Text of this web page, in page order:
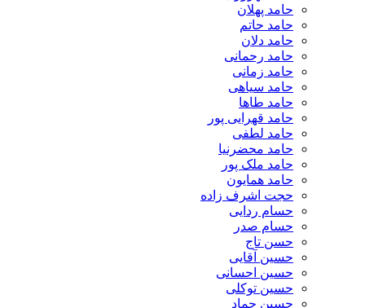
حامد پهلان
حامد حاتم
حامد دلان
حامد رحمانی
حامد زمانی
حامد سیاهی
حامد طاها
حامد قهرایی پور
حامد لطفی
حامد محضرنیا
حامد ملک پور
حامد همایون
حجت اشرف زاده
حسام ردایی
حسام صدر
حسن تاج
حسین آقایی
حسین احسانی
حسین توکلی
حسین حماد